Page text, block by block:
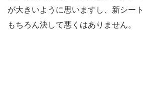
が大きいように思いますし、新シー
もちろん決して悪くはありません。